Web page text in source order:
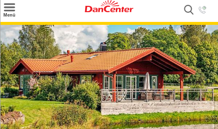
Menü
Suchen
Urlaubsziele
Weitere Urlaubsziele
Angebote
Inspiration
Kontakt